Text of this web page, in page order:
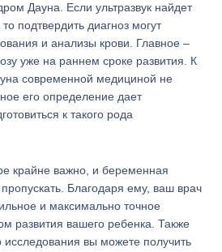
Дауна. Если ультразвук найдет
подтвердить диагноз могут
и анализы крови. Главное –
уже на раннем сроке развития. К
современной медициной не
его определение дает
к такого рода
крайне важно, и беременная
Благодаря ему, ваш врач
и максимально точное
развития вашего ребенка. Также
исследования вы можете получить